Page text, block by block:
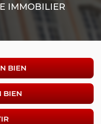
IMMOBILIER
BIEN
BIEN